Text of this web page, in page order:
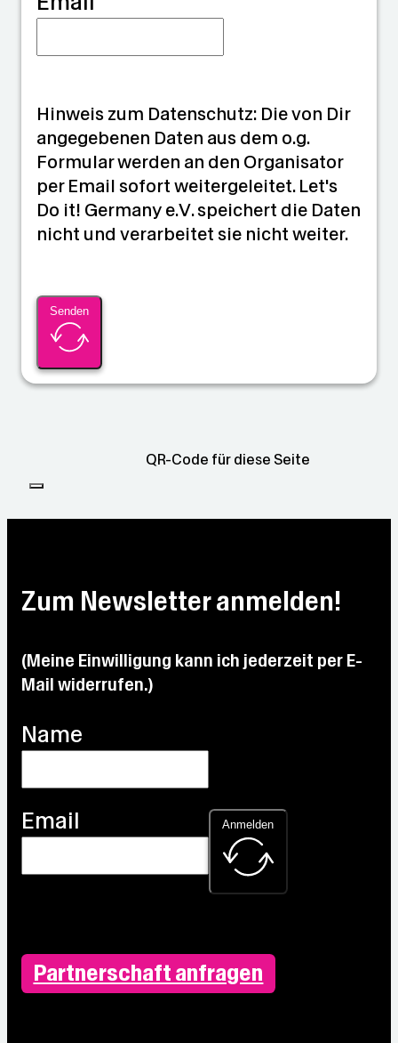
Hinweis zum Datenschutz: Die von Dir
angegebenen Daten aus dem o.g.
Formular werden an den Organisator
per Email sofort weitergeleitet. Let's
Do it! Germany e.V. speichert die Daten
nicht und verarbeitet sie nicht weiter.
Senden
QR-Code für diese Seite
Partnerschaft anfragen
Zum Newsletter anmelden!
(Meine Einwilligung kann ich jederzeit per E-
Mail widerrufen.)
Name
Email Anmelden